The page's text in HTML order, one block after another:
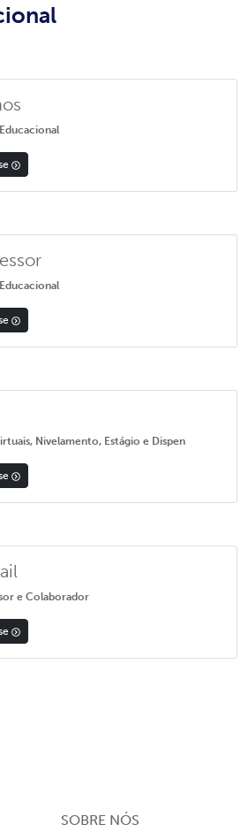
Nivelamento, Estágio e Dispen
e Colaborador
SOBRE NÓS